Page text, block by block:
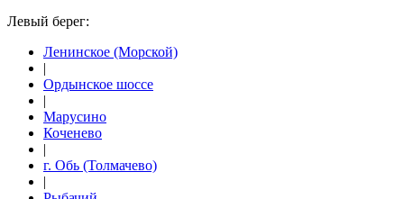
Левый берег:
Ленинское (Морской)
|
Ордынское шоссе
|
Марусино
Коченево
|
г. Обь (Толмачево)
|